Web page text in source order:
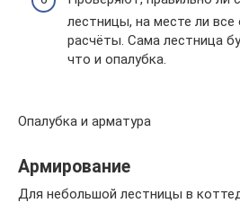
лестницы, на месте ли
расчёты. Сама лестница
что и опалубка.
Опалубка и арматура
Армирование
Для небольшой лестницы в